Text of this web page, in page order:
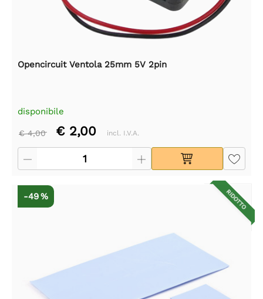
Opencircuit Ventola 25mm 5V 2pin
disponibile
€ 4,00 € 2,00 incl. I.V.A.
RIDOTTO
-49 %